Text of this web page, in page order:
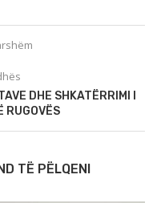
DHE SHKATËRRIMI I
RUGOVËS
TË PËLQENI